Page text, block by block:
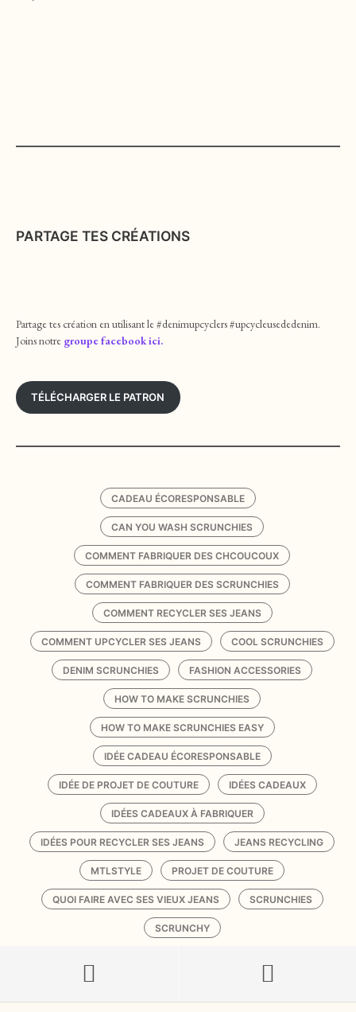
PARTAGE TES CRÉATIONS
Partage tes création en utilisant le #denimupcyclers #upcycleusededenim.
Joins notre groupe facebook ici.
TÉLÉCHARGER LE PATRON
CADEAU ÉCORESPONSABLE
CAN YOU WASH SCRUNCHIES
COMMENT FABRIQUER DES CHCOUCOUX
COMMENT FABRIQUER DES SCRUNCHIES
COMMENT RECYCLER SES JEANS
COMMENT UPCYCLER SES JEANS COOL SCRUNCHIES
DENIM SCRUNCHIES FASHION ACCESSORIES
HOW TO MAKE SCRUNCHIES
HOW TO MAKE SCRUNCHIES EASY
IDÉE CADEAU ÉCORESPONSABLE
IDÉE DE PROJET DE COUTURE IDÉES CADEAUX
IDÉES CADEAUX À FABRIQUER
IDÉES POUR RECYCLER SES JEANS JEANS RECYCLING
MTLSTYLE PROJET DE COUTURE
QUOI FAIRE AVEC SES VIEUX JEANS SCRUNCHIES
SCRUNCHY